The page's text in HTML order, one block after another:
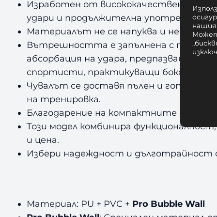
Изработен от висококачествена
удари и продължителна употреба.
Материалът не се напуква и не се
Вътрешността е запълнена с
абсорбация на удара, предпазвайки
спортисти, практикуващи бокс,
Чувалът се доставя пълен и готов за
на тренировка.
Благодарение на компактните си
Този модел комбинира
и цена.
Избери надеждност и дълготрайност
Материал: PU + PVC + Pro Bubble Wall